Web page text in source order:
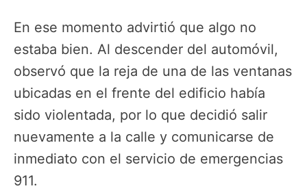
En ese momento advirtió que algo no
estaba bien. Al descender del automóvil,
observó que la reja de una de las ventanas
ubicadas en el frente del edificio había
sido violentada, por lo que decidió salir
nuevamente a la calle y comunicarse de
inmediato con el servicio de emergencias
911.